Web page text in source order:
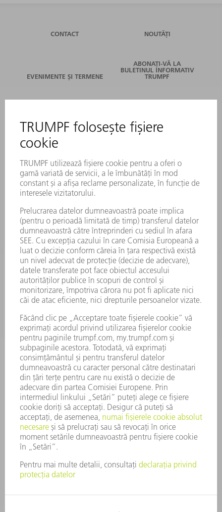
CONTACT NOUTĂȚI
EVENIMENTE ȘI TERMENE
ABONAȚI-VĂ LA
BULETINUL INFORMATIV
TRUMPF
SERVICII ONLINE
CONTACT
LOCAȚII
EVENIMENTE ȘI TERMENE
ABONARE LA NEWSLETTER
FIȘE TEHNICE DE SECURITATE
PRODUSE
LASER
ELECTRONICĂ DE PUTERE
UNELTE ELECTRICE
SMART FACTORY
SOFTWARE
SERVICII
APLICAȚII
DOMENII DE ACTIVITATE
COMPANIE
CARIERĂ
PROFILUL COMPANIEI
COMITET EXECUTIV
RAPORT DE AFACERI
PRINCIPII DE BAZĂ ALE COMPANIEI
CONFORMITATE
SISTEMUL AVERTIZORILOR DE INTEGRITATE
SECURITATE
COMUNICATE DE PRESĂ
REVISTE
SUSTENABILITATE
MEDIU ȘI CLIMĂ
ASPECTE SOCIALE ȘI DE ÎNTREPRINDERE
GUVERNANȚA CORPORATIVĂ